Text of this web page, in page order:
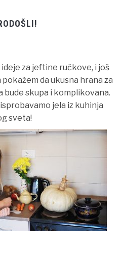
za jeftine ručkove, i još
pokažem da ukusna hrana za
bude skupa i komplikovana.
jela iz kuhinja
sveta!